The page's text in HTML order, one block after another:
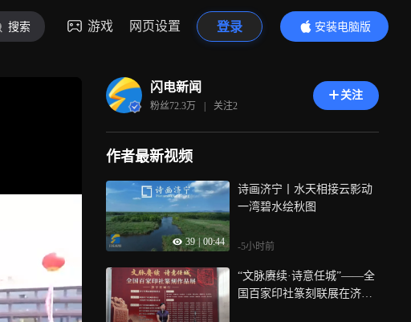
搜索 游戏 网页设置 登录
安装电脑版
内容更精彩
闪电新闻
粉丝72.3万 | 关注2
关注
作者最新视频
39 00:44
诗画济宁丨水天相接云影动
一湾碧水绘秋图
-5小时前
“文脉赓续·诗意任城”——全
国百家印社篆刻联展在济宁